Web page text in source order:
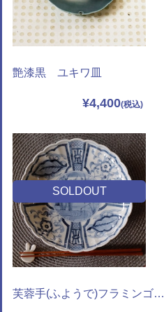
艶漆黒 ユキワ皿
¥4,400
SOLDOUT
芙蓉手(ふようで)フラミンゴ画リンカ7寸皿